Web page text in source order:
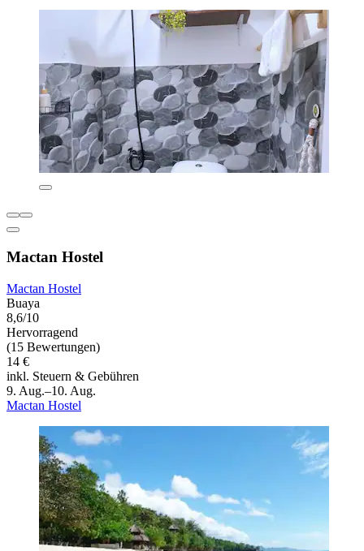
Mactan Hostel
Mactan Hostel
Buaya
8,6/10
Hervorragend
(15 Bewertungen)
14 €
inkl. Steuern & Gebühren
9. Aug.–10. Aug.
Mactan Hostel